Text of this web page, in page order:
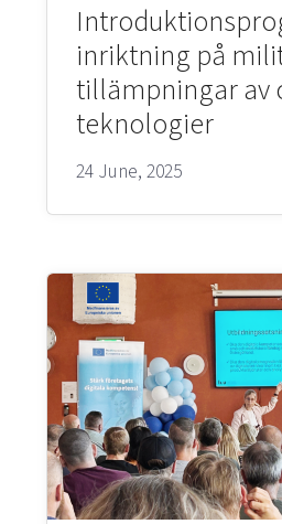
inriktning på
tillämpningar av
teknologier
24 June, 2025